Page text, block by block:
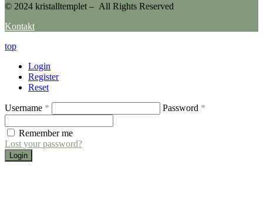
© 2024 kristalltemplet – All Rights Reserved
Kontakt
top
Login
Register
Reset
Username * Password *
Remember me
Lost your password?
Login